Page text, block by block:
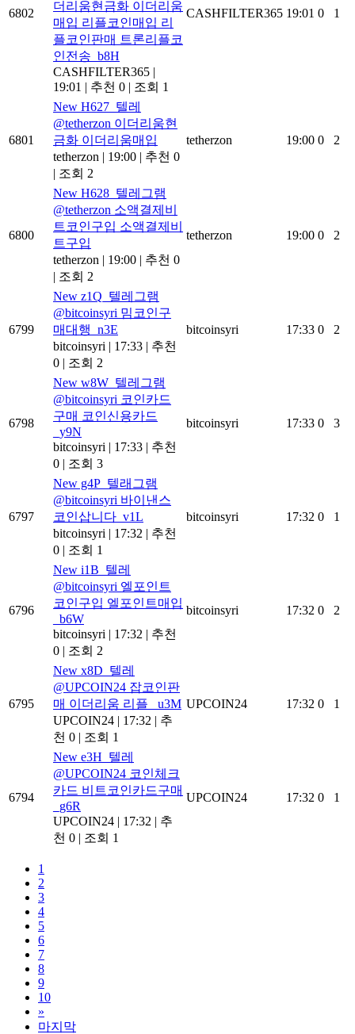
6802
더리움현금화 이더리움
매입 리플코인매입 리
플코인판매 트론리플코
인전송_b8H
CASHFILTER365 |
19:01 | 추천 0 | 조회 1
CASHFILTER365 19:01 0 1
6801
New H627_텔레
@tetherzon 이더리움현
금화 이더리움매입
tetherzon | 19:00 | 추천 0
| 조회 2
tetherzon 19:00 0 2
6800
New H628_텔레그램
@tetherzon 소액결제비
트코인구입 소액결제비
트구입
tetherzon | 19:00 | 추천 0
| 조회 2
tetherzon 19:00 0 2
6799
New z1Q_텔레그램
@bitcoinsyri 밈코인구
매대행_n3E
bitcoinsyri | 17:33 | 추천
0 | 조회 2
bitcoinsyri 17:33 0 2
6798
New w8W_텔레그램
@bitcoinsyri 코인카드
구매 코인신용카드
_y9N
bitcoinsyri | 17:33 | 추천
0 | 조회 3
bitcoinsyri 17:33 0 3
6797
New g4P_텔래그램
@bitcoinsyri 바이낸스
코인삽니다_v1L
bitcoinsyri | 17:32 | 추천
0 | 조회 1
bitcoinsyri 17:32 0 1
6796
New i1B_텔레
@bitcoinsyri 엘포인트
코인구입 엘포인트매입
_b6W
bitcoinsyri | 17:32 | 추천
0 | 조회 2
bitcoinsyri 17:32 0 2
6795
New x8D_텔레
@UPCOIN24 잡코인판
매 이더리움 리플 _u3M
UPCOIN24 | 17:32 | 추
천 0 | 조회 1
UPCOIN24 17:32 0 1
6794
New e3H_텔레
@UPCOIN24 코인체크
카드 비트코인카드구매
_g6R
UPCOIN24 | 17:32 | 추
천 0 | 조회 1
UPCOIN24 17:32 0 1
1
2
3
4
5
6
7
8
9
10
»
마지막